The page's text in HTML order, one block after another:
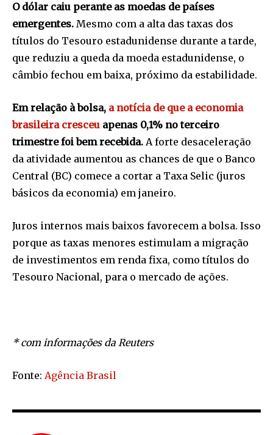
O dólar caiu perante as moedas de países
emergentes. Mesmo com a alta das taxas dos
títulos do Tesouro estadunidense durante a tarde,
que reduziu a queda da moeda estadunidense, o
câmbio fechou em baixa, próximo da estabilidade.
Em relação à bolsa, a notícia de que a economia
brasileira cresceu apenas 0,1% no terceiro
trimestre foi bem recebida. A forte desaceleração
da atividade aumentou as chances de que o Banco
Central (BC) comece a cortar a Taxa Selic (juros
básicos da economia) em janeiro.
Juros internos mais baixos favorecem a bolsa. Isso
porque as taxas menores estimulam a migração
de investimentos em renda fixa, como títulos do
Tesouro Nacional, para o mercado de ações.
* com informações da Reuters
Fonte: Agência Brasil